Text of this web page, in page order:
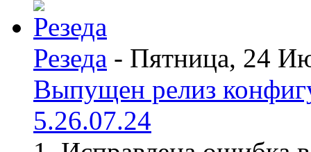
Резеда - Пятница, 24
Выпущен релиз
5.26.07.24